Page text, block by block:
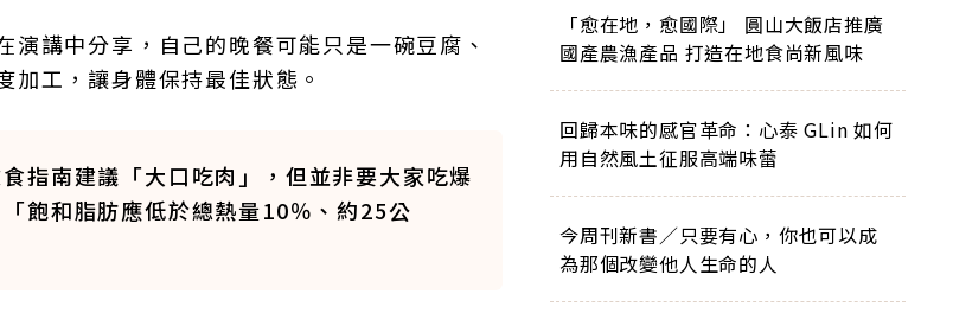
講中分享，自己的晚餐可能只是一碗豆腐、
工，讓身體保持最佳狀態。
指南建議「大口吃肉」，但並非要大家吃爆
飽和脂肪應低於總熱量10％、約25公
「愈在地，愈國際」 圓山大飯店推廣
國產農漁產品 打造在地食尚新風味
回歸本味的感官革命：心泰 GLin 如何
用自然風土征服高端味蕾
今周刊新書／只要有心，你也可以成
為那個改變他人生命的人